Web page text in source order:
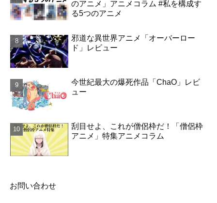
のアニメ」アニメコラム #私を構成す
る5つのアニメ
邪道な異世界アニメ「オーバーロー
ド」レビュー
今世紀最大の爆死作品「ChaO」レビ
ュー
刮目せよ、これが僧侶枠だ！「僧侶枠
アニメ」特集アニメコラム
お問い合わせ